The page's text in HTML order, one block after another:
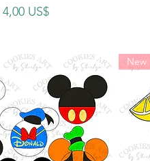
Precio
4,00 US$
New